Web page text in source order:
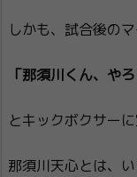
しかも、試合後の
「那須川くん、やろ
とキックボクサー
那須川天心とは、